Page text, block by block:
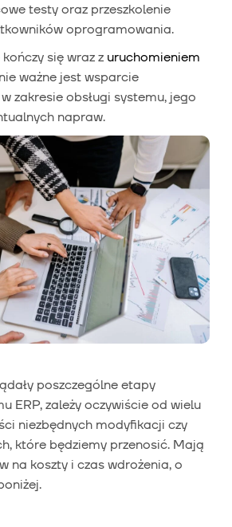
testy oraz przeszkolenie
oprogramowania.
się wraz z uruchomieniem
ważne jest wsparcie
zakresie obsługi systemu, jego
napraw.
poszczególne etapy
ERP, zależy oczywiście od wielu
niezbędnych modyfikacji czy
które będziemy przenosić. Mają
na koszty i czas wdrożenia, o